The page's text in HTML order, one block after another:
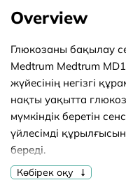
Overview
Глюкозаны бақылау
Medtrum Medtrum
жүйесінің негізгі
нақты уақытта
мүмкіндік беретін
үйлесімді
береді.
MD1160
Көбірек оқу